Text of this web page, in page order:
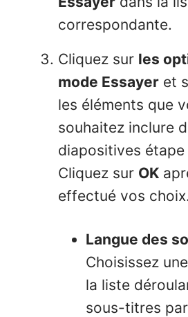
correspondante.
Cliquez sur les
mode Essayer et
les éléments que
souhaitez inclure
diapositives étape
Cliquez sur OK
effectué vos choix.
Langue des
Choisissez
la liste
sous-titres